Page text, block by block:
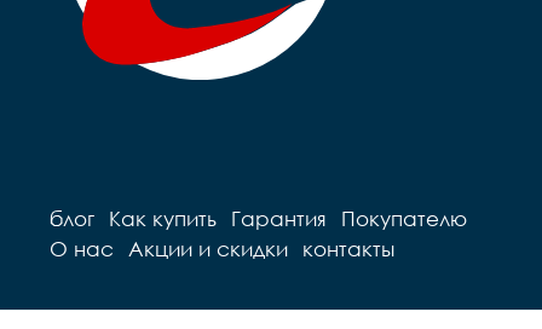
блог Как купить Гарантия
Покупателю
О нас
Акции и скидки контакты